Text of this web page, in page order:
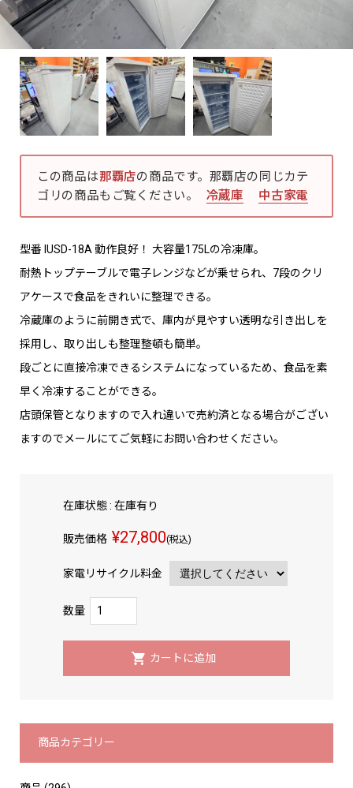
この商品は那覇店の商品です。那覇店の同じカテ
ゴリの商品もご覧ください。
冷蔵庫 中古家電
型番 IUSD-18A 動作良好！ 大容量175Lの冷凍庫。
耐熱トップテーブルで電子レンジなどが乗せられ、7段のクリ
アケースで食品をきれいに整理できる。
冷蔵庫のように前開き式で、庫内が見やすい透明な引き出しを
採用し、取り出しも整理整頓も簡単。
段ごとに直接冷凍できるシステムになっているため、食品を素
早く冷凍することができる。
店頭保管となりますので入れ違いで売約済となる場合がござい
ますのでメールにてご気軽にお問い合わせください。
在庫状態 : 在庫有り
販売価格 ¥27,800(税込)
家電リサイクル料金
数量
商品カテゴリー